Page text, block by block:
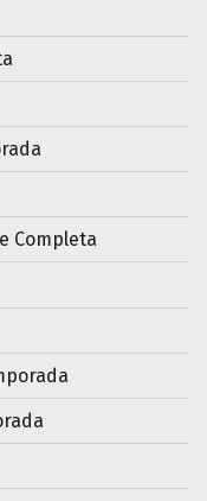
Completa